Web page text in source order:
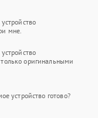
мне.
оригинальными
устройство готово?